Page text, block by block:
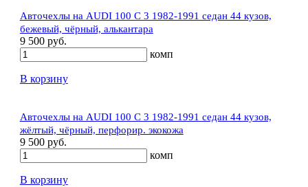
Авточехлы на AUDI 100 C 3 1982-1991 седан 44 кузов,
бежевый, чёрный, алькантара
9 500 руб.
комп
В корзину
Авточехлы на AUDI 100 C 3 1982-1991 седан 44 кузов,
жёлтый, чёрный, перфорир. экокожа
9 500 руб.
комп
В корзину